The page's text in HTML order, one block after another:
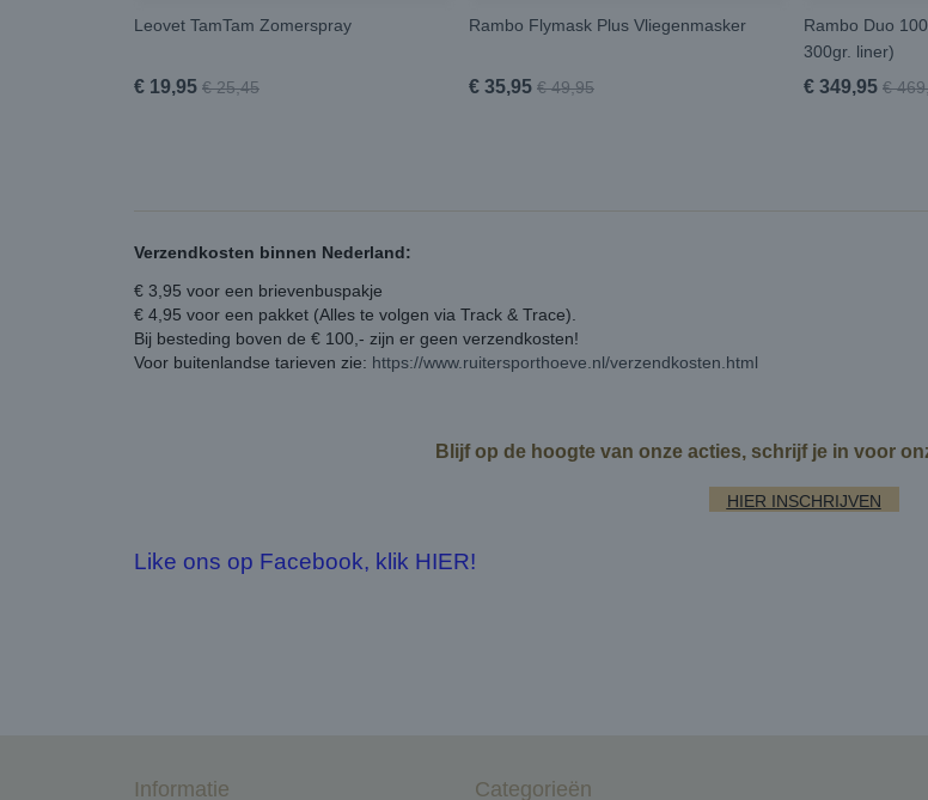
Leovet TamTam Zomerspray
€ 19,95 € 25,45
Rambo Flymask Plus Vliegenmasker
€ 35,95 € 49,95
Rambo Duo
300gr. liner)
€ 349,95 €
Verzendkosten binnen Nederland:
€ 3,95 voor een brievenbuspakje
€ 4,95 voor een pakket (Alles te volgen via Track & Trace).
Bij besteding boven de € 100,- zijn er geen verzendkosten!
Voor buitenlandse tarieven zie: https://www.ruitersporthoeve.nl/verzendkosten.html
Blijf op de hoogte van onze acties, schrijf je in voor
HIER INSCHRIJVEN
Like ons op Facebook, klik HIER!
Informatie Categorieën